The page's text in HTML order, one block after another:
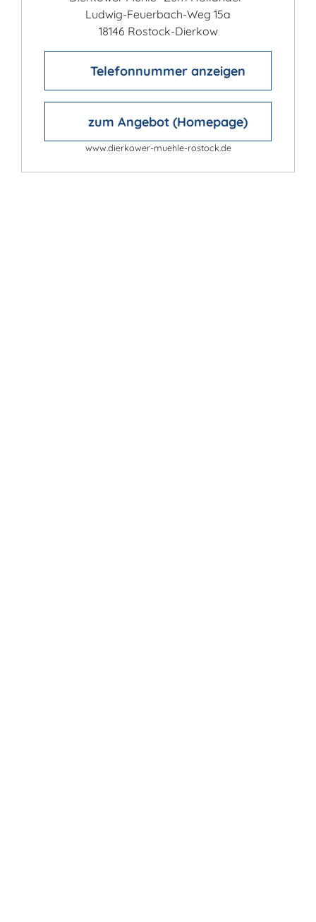
Ludwig-Feuerbach-Weg 15a
18146 Rostock-Dierkow
Telefonnummer anzeigen
zum Angebot (Homepage)
www.dierkower-muehle-rostock.de